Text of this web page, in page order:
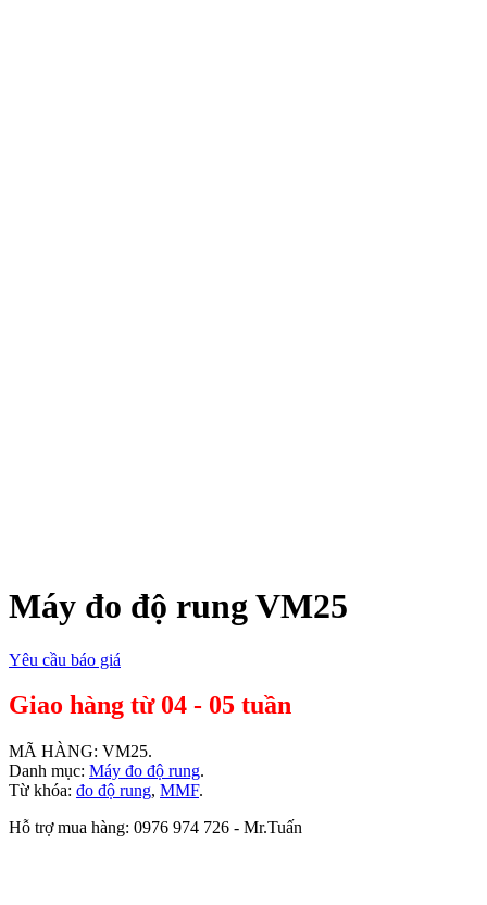
Máy đo độ rung VM25
Yêu cầu báo giá
Giao hàng từ 04 - 05 tuần
MÃ HÀNG: VM25.
Danh mục: Máy đo độ rung.
Từ khóa: đo độ rung, MMF.
Hỗ trợ mua hàng: 0976 974 726 - Mr.Tuấn